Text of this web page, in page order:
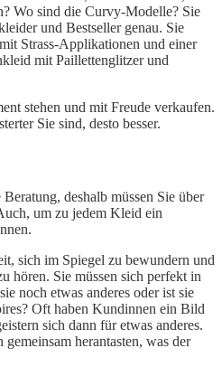
Wo sind die Curvy-Modelle? Sie
und Bestseller genau. Sie
Strass-Applikationen und einer
mit Paillettenglitzer und
stehen und mit Freude verkaufen.
Sie sind, desto besser.
deshalb müssen Sie über
um zu jedem Kleid ein
sich im Spiegel zu bewundern und
hören. Sie müssen sich perfekt in
noch etwas anderes oder ist sie
Oft haben Kundinnen ein Bild
sich dann für etwas anderes.
herantasten, was der